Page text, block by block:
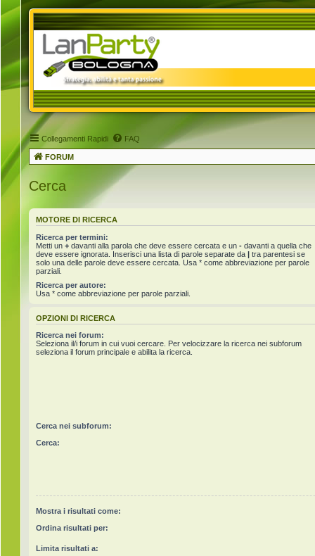
Collegamenti Rapidi FAQ
FORUM
Cerca
MOTORE DI RICERCA
Ricerca per termini:
Metti un + davanti alla parola che deve essere cercata e un - davanti a quella che
deve essere ignorata. Inserisci una lista di parole separate da | tra parentesi se
solo una delle parole deve essere cercata. Usa * come abbreviazione per parole
parziali.
Ricerca per autore:
Usa * come abbreviazione per parole parziali.
OPZIONI DI RICERCA
Ricerca nei forum:
Seleziona il/i forum in cui vuoi cercare. Per velocizzare la ricerca nei subforum
seleziona il forum principale e abilita la ricerca.
Cerca nei subforum:
Cerca:
Mostra i risultati come:
Ordina risultati per:
Limita risultati a: